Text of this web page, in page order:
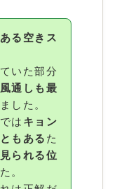
る空きス
いた部分
通しも最
した。
は キョン
もある た
られる位
。